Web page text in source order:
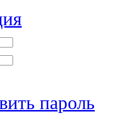
пароль